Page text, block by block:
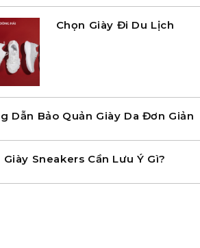
Chọn Giày Đi Du Lịch
Dẫn Bảo Quản Giày Da Đơn Giản
Giày Sneakers Cần Lưu Ý Gì?